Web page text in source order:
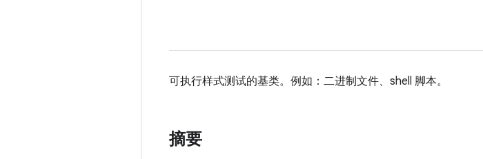
可执行样式测试的基类。例如：二进制文件、shell 脚本。
摘要